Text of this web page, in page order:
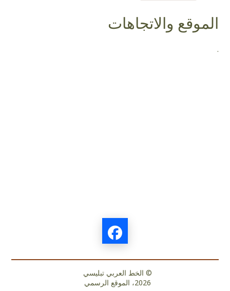
الموقع والاتجاهات
.
© الخط العربي تبليسي
2026، الموقع الرسمي